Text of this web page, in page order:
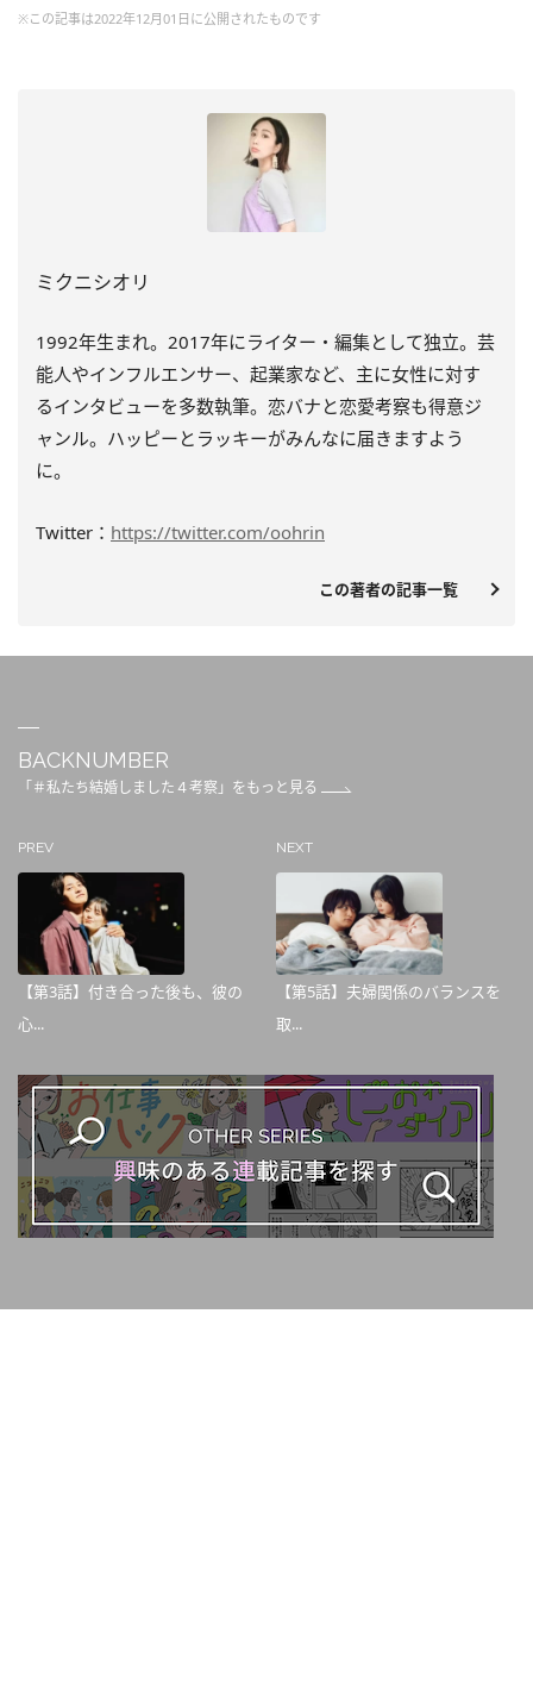
※この記事は2022年12月01日に公開されたものです
ミクニシオリ
1992年生まれ。2017年にライター・編集として独立。芸
能人やインフルエンサー、起業家など、主に女性に対す
るインタビューを多数執筆。恋バナと恋愛考察も得意ジ
ャンル。ハッピーとラッキーがみんなに届きますよう
に。
Twitter： https://twitter.com/oohrin
この著者の記事一覧
BACKNUMBER
「＃私たち結婚しました４考察」をもっと見る
PREV
【第3話】付き合った後も、彼の
心...
NEXT
【第5話】夫婦関係のバランスを
取...